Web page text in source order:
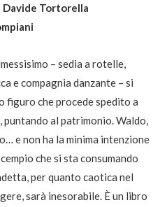
Davide Tortorella
– sedia a rotelle,
e compagnia danzante – si
figuro che procede spedito a
al patrimonio. Waldo,
e non ha la minima intenzione
che si sta consumando
per quanto caotica nel
sarà inesorabile. È un libro